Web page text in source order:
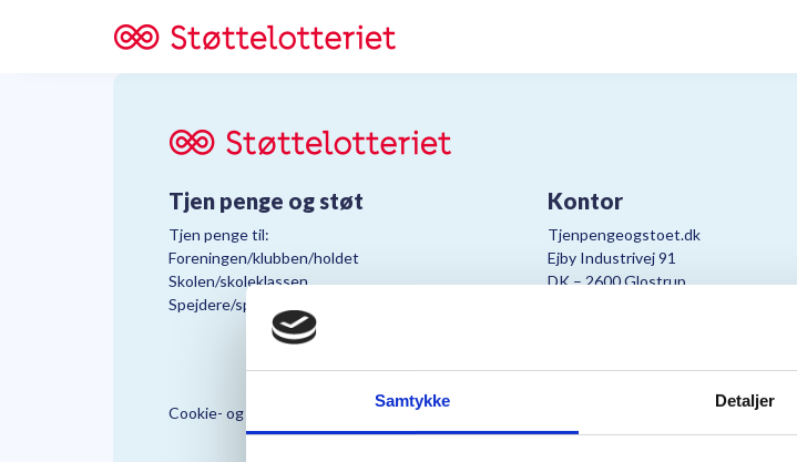
Samtykke Detaljer
Tjen penge og støt
Tjen penge til:
Foreningen/klubben/holdet
Skolen/skoleklassen
Spejdere/spejdergruppen/FDF’ere, m.fl.
Kontor
Tjenpengeogstoet.dk
Ejby Industrivej 91
DK – 2600 Glostrup
Cookie- og Persondatapolitik